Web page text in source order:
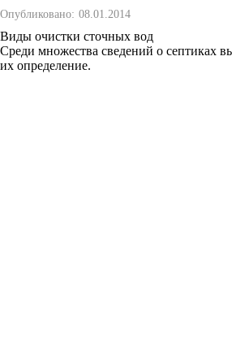
Опубликовано: 08.01.2014
Виды очистки сточных вод
Среди множества сведений о септиках
их определение.